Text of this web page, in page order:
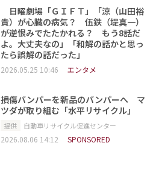
日曜劇場「ＧＩＦＴ」「涼（山田裕
貴）が心臓の病気？ 伍鉄（堤真一）
が逆恨みでたたかれる？ もう8話だ
よ。大丈夫なの」「和解の話かと思っ
たら誤解の話だった」
2026.05.25 10:46 エンタメ
損傷バンパーを新品のバンパーへ マ
ツダが取り組む「水平リサイクル」
提供 自動車リサイクル促進センター
2026.08.06 14:12 SPONSORED